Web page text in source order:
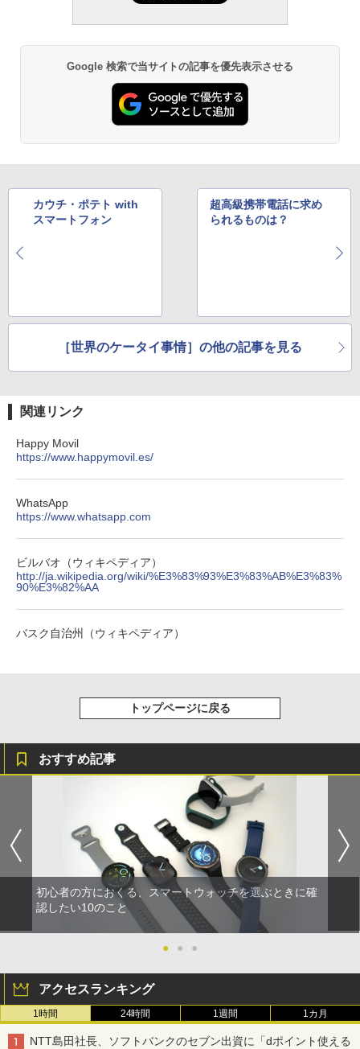
Google 検索で当サイトの記事を優先表示させる
カウチ・ポテト with
スマートフォン
超高級携帯電話に求め
られるものは？
［世界のケータイ事情］の他の記事を見る
関連リンク
Happy Movil
https://www.happymovil.es/
WhatsApp
https://www.whatsapp.com
ビルバオ（ウィキペディア）
http://ja.wikipedia.org/wiki/%E3%83%93%E3%83%AB%E3%83%
90%E3%82%AA
バスク自治州（ウィキペディア）
トップページに戻る
おすすめ記事
初心者の方におくる、スマートウォッチを選ぶときに確
認したい10のこと
● ● ●
アクセスランキング
1時間 24時間 1週間 1カ月
NTT島田社長、ソフトバンクのセブン出資に「dポイント使える